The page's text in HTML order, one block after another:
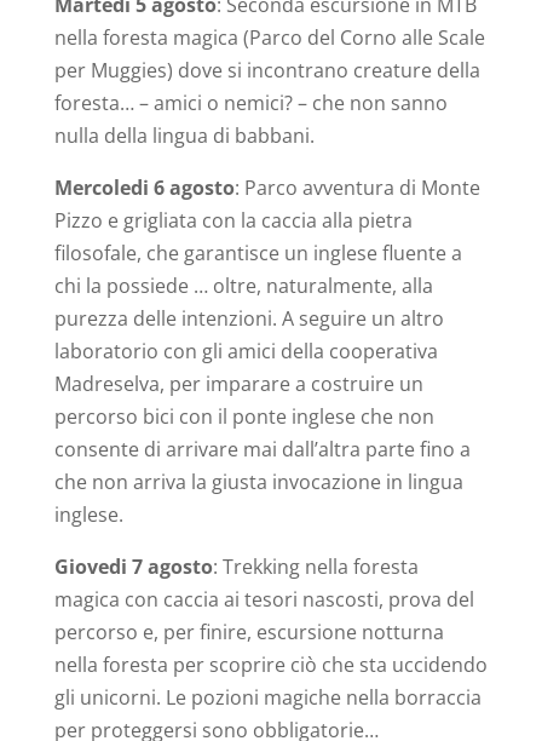
Martedi 5 agosto: Seconda escursione in MTB
nella foresta magica (Parco del Corno alle Scale
per Muggies) dove si incontrano creature della
foresta… – amici o nemici? – che non sanno
nulla della lingua di babbani.
Mercoledi 6 agosto: Parco avventura di Monte
Pizzo e grigliata con la caccia alla pietra
filosofale, che garantisce un inglese fluente a
chi la possiede … oltre, naturalmente, alla
purezza delle intenzioni. A seguire un altro
laboratorio con gli amici della cooperativa
Madreselva, per imparare a costruire un
percorso bici con il ponte inglese che non
consente di arrivare mai dall’altra parte fino a
che non arriva la giusta invocazione in lingua
inglese.
Giovedi 7 agosto: Trekking nella foresta
magica con caccia ai tesori nascosti, prova del
percorso e, per finire, escursione notturna
nella foresta per scoprire ciò che sta uccidendo
gli unicorni. Le pozioni magiche nella borraccia
per proteggersi sono obbligatorie…